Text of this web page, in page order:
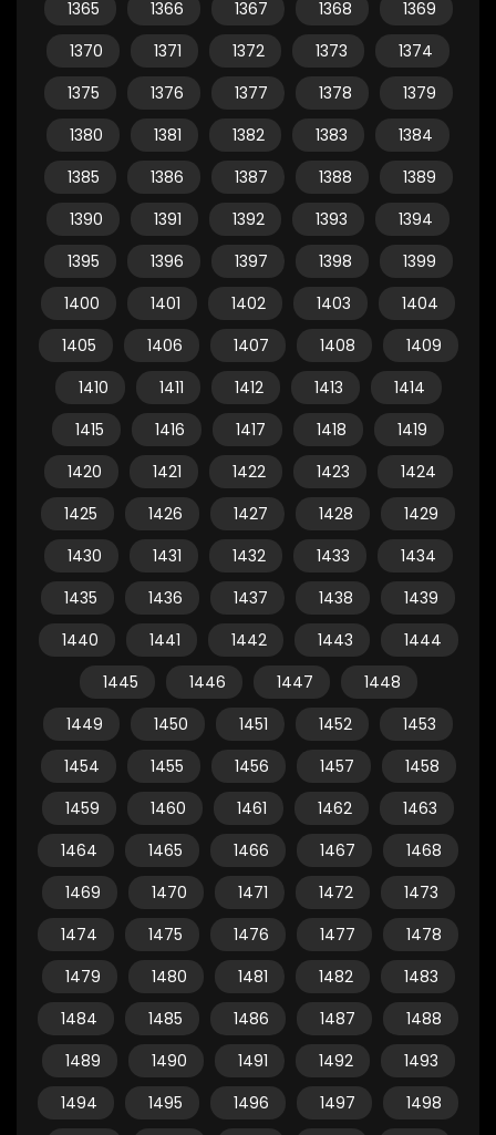
1365 1366 1367 1368
1369
1370
1371 1372 1373
1374
1375
1376 1377 1378
1379
1380
1381 1382 1383
1384
1385
1386 1387 1388
1389
1390
1391 1392 1393
1394
1395
1396 1397 1398
1399
1400
1401 1402 1403
1404
1405
1406 1407 1408
1409
1410
1411 1412 1413
1414
1415
1416 1417 1418
1419
1420
1421 1422 1423
1424
1425
1426 1427 1428
1429
1430
1431 1432 1433
1434
1435
1436 1437 1438
1439
1440
1441 1442 1443
1444
1445
1446 1447
1448
1449
1450 1451 1452
1453
1454
1455 1456 1457
1458
1459
1460 1461 1462
1463
1464
1465 1466 1467
1468
1469
1470 1471 1472
1473
1474
1475 1476 1477
1478
1479
1480 1481 1482
1483
1484
1485 1486 1487
1488
1489
1490 1491 1492
1493
1494
1495 1496 1497
1498